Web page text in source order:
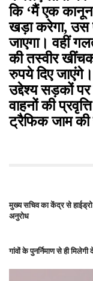
कि ‘मैं एक कानून
खड़ा करेगा,उस
जाएगा। वहीं
की तस्वीर
रुपये दिए जाएंगे।
उद्देश्य सड़कों
वाहनों की
ट्रैफिक जाम की
मुख्य सचिव का केंद्र से हाईड्रो
अनुरोध
गांवों के पुनर्निमाण से ही